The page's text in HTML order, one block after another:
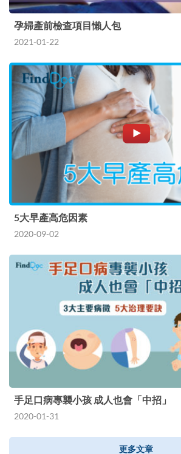
孕婦產前檢查項目懶人包
2021-01-22
5大早產高危因素
2020-09-02
手足口病專襲小孩 成人也會「中招」
2020-01-31
更多文章